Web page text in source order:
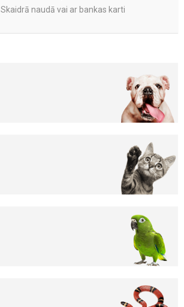
Skaidrā naudā vai ar bankas karti